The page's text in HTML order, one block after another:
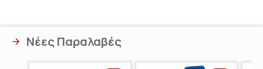
Νέες Παραλαβές